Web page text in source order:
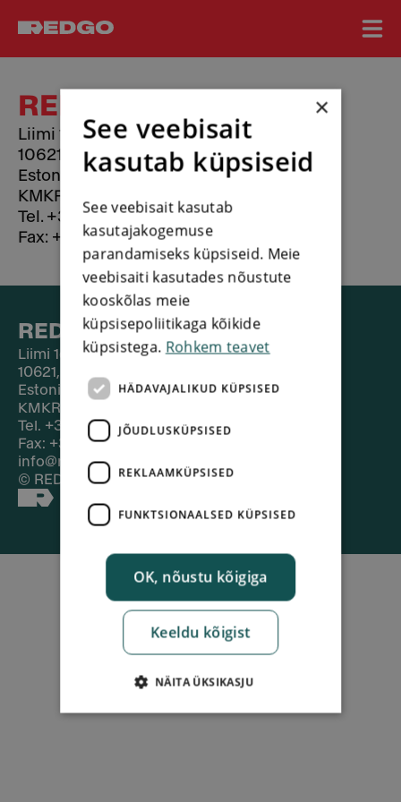
REDGO ESTONIA OÜ
Liimi 1c
10621, Tallinn
Estonia
KMKR (VAT):EE100060474
Tel. +372 6979179
Fax: +372 6979110
REDGO ESTONIA OÜ
Liimi 1c
10621, Tallinn
Estonia
KMKR (VAT):EE100060474
Tel. +372 6979179
Fax: +372 6979110
info@redgo.ee​​
© REDGO Estonia OÜ
×
See veebisait
kasutab küpsiseid
See veebisait kasutab
kasutajakogemuse
parandamiseks küpsiseid. Meie
veebisaiti kasutades nõustute
kooskõlas meie
küpsisepoliitikaga kõikide
küpsistega. Rohkem teavet
HÄDAVAJALIKUD KÜPSISED
JÕUDLUSKÜPSISED
REKLAAMKÜPSISED
FUNKTSIONAALSED KÜPSISED
OK, nõustu kõigiga
Keeldu kõigist
NÄITA ÜKSIKASJU